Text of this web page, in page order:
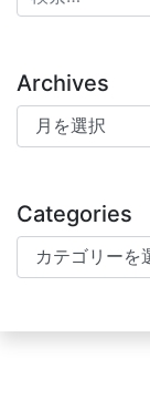
Archives
Archives
Categories
Categories